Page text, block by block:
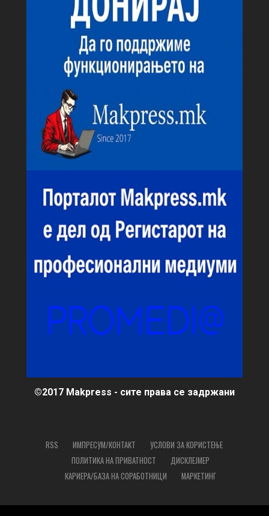
©2017 Makpress - сите права се задржани
RSS ИМПРЕСУМ/КОНТАКТ
УСЛОВИ ЗА КОРИСТЕЊЕ
ПОЛИТИКА НА ПРИВАТНОСТ
ДИСКЛЕЈМЕР
КАРИЕРА/БАЗА НА СОРАБОТНИЦИ
МАРКЕТИНГ